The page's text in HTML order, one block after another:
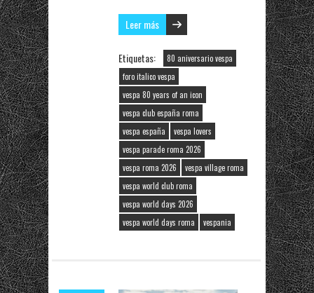
Leer más
Etiquetas:
80 aniversario vespa
foro italico vespa
vespa 80 years of an icon
vespa club españa roma
vespa españa
vespa lovers
vespa parade roma 2026
vespa roma 2026
vespa village roma
vespa world club roma
vespa world days 2026
vespa world days roma
vespania